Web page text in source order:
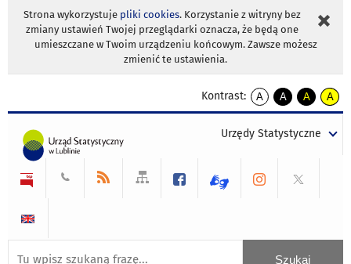
Strona wykorzystuje pliki cookies. Korzystanie z witryny bez
zmiany ustawień Twojej przeglądarki oznacza, że będą one
umieszczane w Twoim urządzeniu końcowym. Zawsze możesz
zmienić te ustawienia.
Kontrast:
A
kontrast
A
kontrast
tekst
czarnym
A
kontrast
tekst
czarnym
A
tekst
żółtym
Urzędy Statystyczne